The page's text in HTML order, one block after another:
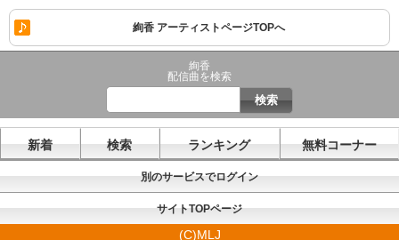
絢香 アーティストページTOPへ
絢香
配信曲を検索
新着 検索 ランキング 無料コーナー
別のサービスでログイン
サイトTOPページ
(C)MLJ